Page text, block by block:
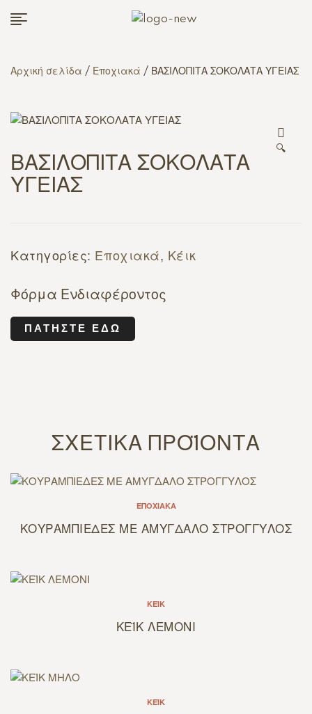
Αρχική σελίδα / Εποχιακά / ΒΑΣΙΛΟΠΙΤΑ ΣΟΚΟΛΑΤΑ ΥΓΕΙΑΣ
🔍
ΒΑΣΙΛΟΠΙΤΑ ΣΟΚΟΛΑΤΑ
ΥΓΕΙΑΣ
Κατηγορίες: Εποχιακά, Κέικ
Φόρμα Ενδιαφέροντος
ΠΑΤΉΣΤΕ ΕΔΏ
ΣΧΕΤΙΚΆ ΠΡΟΪΌΝΤΑ
ΕΠΟΧΙΑΚΆ
ΚΟΥΡΑΜΠΙΕΔΕΣ ΜΕ ΑΜΥΓΔΑΛΟ ΣΤΡΟΓΓΥΛΟΣ
ΚΈΙΚ
ΚΕΪΚ ΛΕΜΟΝΙ
ΚΈΙΚ